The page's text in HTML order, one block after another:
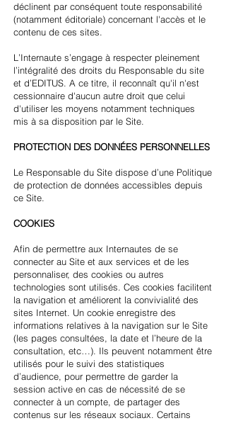
déclinent par conséquent toute responsabilité
(notamment éditoriale) concernant l'accès et le
contenu de ces sites.
L’Internaute s’engage à respecter pleinement
l’intégralité des droits du Responsable du site
et d’EDITUS. A ce titre, il reconnaît qu'il n'est
cessionnaire d'aucun autre droit que celui
d'utiliser les moyens notamment techniques
mis à sa disposition par le Site.
PROTECTION DES DONNÉES PERSONNELLES
Le Responsable du Site dispose d’une Politique
de protection de données accessibles depuis
ce Site.
COOKIES
Afin de permettre aux Internautes de se
connecter au Site et aux services et de les
personnaliser, des cookies ou autres
technologies sont utilisés. Ces cookies facilitent
la navigation et améliorent la convivialité des
sites Internet. Un cookie enregistre des
informations relatives à la navigation sur le Site
(les pages consultées, la date et l’heure de la
consultation, etc…). Ils peuvent notamment être
utilisés pour le suivi des statistiques
d’audience, pour permettre de garder la
session active en cas de nécessité de se
connecter à un compte, de partager des
contenus sur les réseaux sociaux. Certains